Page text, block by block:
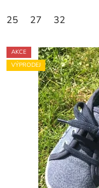
25 27 32
AKCE
VÝPRODEJ